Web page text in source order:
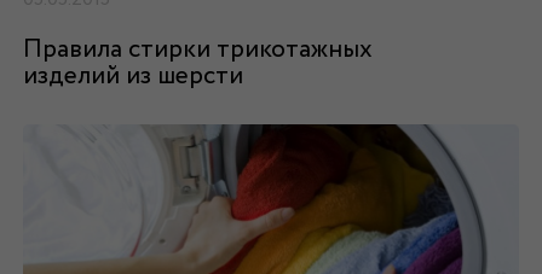
Правила стирки трикотажных
изделий из шерсти